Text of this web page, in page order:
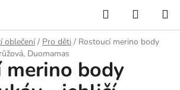
Hledat
KOŠÍK
oblečení / Pro děti / Rostoucí merino body
Duomamas
merino body